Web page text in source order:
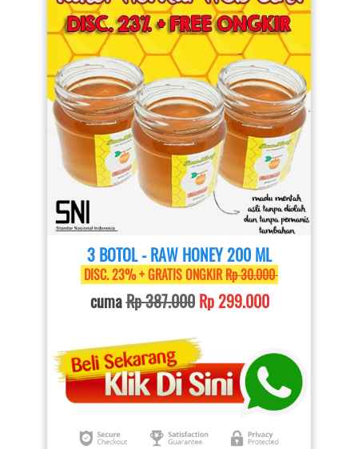
3 BOTOL - RAW HONEY 200 ML
DISC. 23% + GRATIS ONGKIR Rp 30.000
cuma Rp 387.000 Rp 299.000